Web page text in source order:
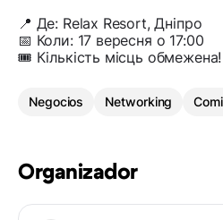
📍 Де: Relax Resort, Дніпро
📅 Коли: 17 вересня о 17:00
🎟 Кількість місць обмежена!
Negocios Networking
Organizador